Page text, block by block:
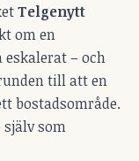
Telgenytt
om en
eskalerat – och
till att en
bostadsområde.
själv som